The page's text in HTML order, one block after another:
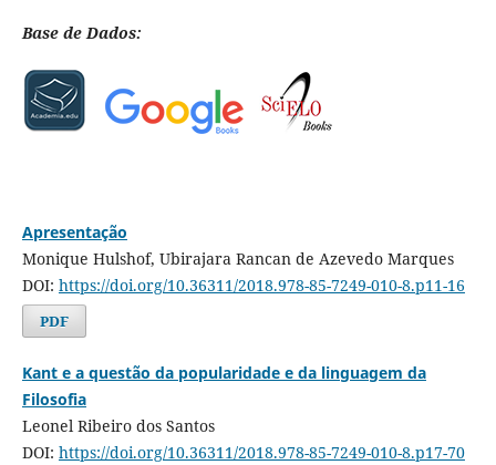
Base de Dados:
Apresentação
Monique Hulshof, Ubirajara Rancan de Azevedo Marques
DOI: https://doi.org/10.36311/2018.978-85-7249-010-8.p11-16
PDF
Kant e a questão da popularidade e da linguagem da
Filosofia
Leonel Ribeiro dos Santos
DOI: https://doi.org/10.36311/2018.978-85-7249-010-8.p17-70